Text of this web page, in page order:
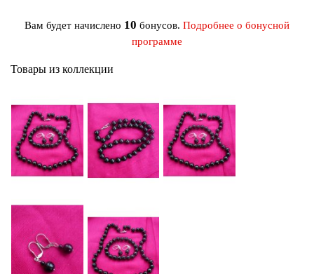
Вам будет начислено 10 бонусов. Подробнее о бонусной
программе
Товары из коллекции